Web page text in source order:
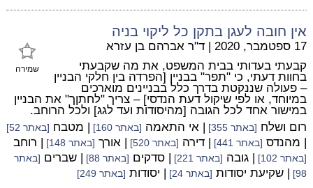
אין חובה לעגן בתקן כל ליקוי בניה
שמירה
17 ספטמבר, 2020 | ד"ר אברהם בן עזרא
קבעתי בעדותי בבית המשפט, את מה שקבעתי
בחוות דעתי, כי "תפר" בבניין [הפרדה בין חלקי הבניין
– פעולה שננקטת בדרך כלל בבניינים מוארכים
במיוחד, או לפי שיקול דעת הנדסי] – צריך "לחתןך" את הבניין
במישור אחד לכל הגובה [מהיסודות ועד לגג] ולכל הרוחב.
רום ושלח [באתר 355] | אי התאמה [באתר 160] | מטבח [באתר 52]
| מהנדס [באתר 441] | דירה [באתר 520] | אורך [באתר 148] | רוחב
[באתר 102] | גובה [באתר 221] | סדקים [באתר 88] | שברים [באתר
98]
| שקיעת יסודות [באתר 24] | יסודות [באתר 249]